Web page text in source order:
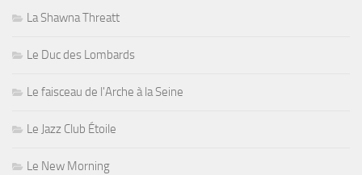
La Shawna Threatt
Le Duc des Lombards
Le faisceau de l'Arche à la Seine
Le Jazz Club Étoile
Le New Morning